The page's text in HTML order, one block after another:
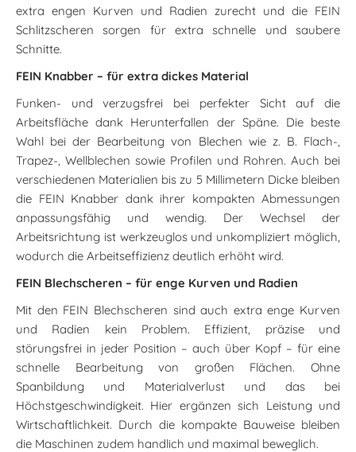
extra engen Kurven und Radien zurecht und die FEIN
Schlitzscheren sorgen für extra schnelle und saubere
Schnitte.
FEIN Knabber – für extra dickes Material
Funken- und verzugsfrei bei perfekter Sicht auf die
Arbeitsfläche dank Herunterfallen der Späne. Die beste
Wahl bei der Bearbeitung von Blechen wie z. B. Flach-,
Trapez-, Wellblechen sowie Profilen und Rohren. Auch bei
verschiedenen Materialien bis zu 5 Millimetern Dicke bleiben
die FEIN Knabber dank ihrer kompakten Abmessungen
anpassungsfähig und wendig. Der Wechsel der
Arbeitsrichtung ist werkzeuglos und unkompliziert möglich,
wodurch die Arbeitseffizienz deutlich erhöht wird.
FEIN Blechscheren – für enge Kurven und Radien
Mit den FEIN Blechscheren sind auch extra enge Kurven
und Radien kein Problem. Effizient, präzise und
störungsfrei in jeder Position – auch über Kopf – für eine
schnelle Bearbeitung von großen Flächen. Ohne
Spanbildung und Materialverlust und das bei
Höchstgeschwindigkeit. Hier ergänzen sich Leistung und
Wirtschaftlichkeit. Durch die kompakte Bauweise bleiben
die Maschinen zudem handlich und maximal beweglich.